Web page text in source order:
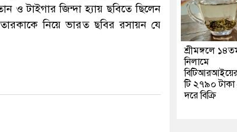
ও টাইগার জিন্দা হ্যায় ছবিতে ছিলেন
নিয়ে ভারত ছবির রসায়ন যে
শ্রীমঙ্গলে
নিলামে
বিটিআরআইয়ের
টি ২৭৯০
দরে বিক্রি